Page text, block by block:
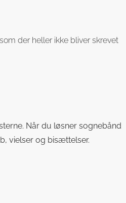
der heller ikke bliver skrevet
Når du løsner sognebånd
vielser og bisættelser.